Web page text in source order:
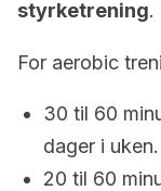
styrketrening.
For aerobic
30 til 60
dager i uken.
20 til 60